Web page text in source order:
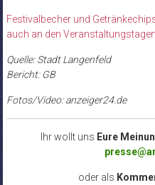
Festivalbecher und
auch an den
Quelle: Stadt Langenfeld
Bericht: GB
Fotos/Video: anzeiger24.de
Ihr wollt uns Eure
oder als